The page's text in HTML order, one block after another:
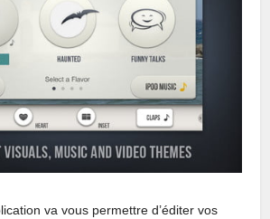
va vous permettre d’éditer vos